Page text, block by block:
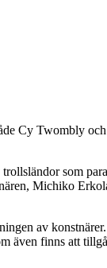
Cy Twombly
som
Michiko
av
även finns att